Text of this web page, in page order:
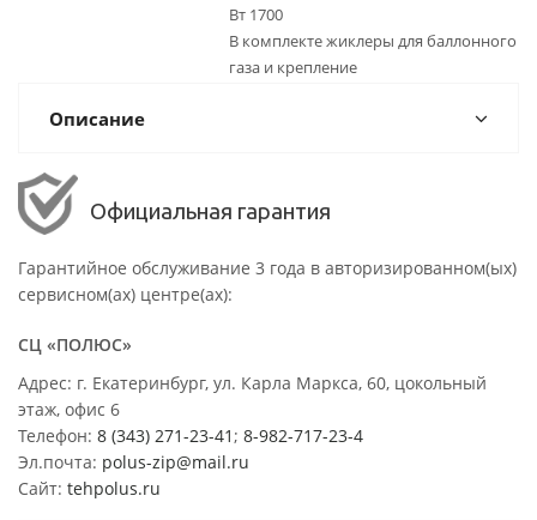
Вт 1700
В комплекте жиклеры для баллонного
газа и крепление
Описание
Официальная гарантия
Гарантийное обслуживание 3 года в авторизированном(ых)
сервисном(ах) центре(ах):
СЦ «ПОЛЮС»
Адрес: г. Екатеринбург, ул. Карла Маркса, 60, цокольный
этаж, офис 6
Телефон: 8 (343) 271-23-41 ; 8-982-717-23-4
Эл.почта: polus-zip@mail.ru
Сайт: tehpolus.ru